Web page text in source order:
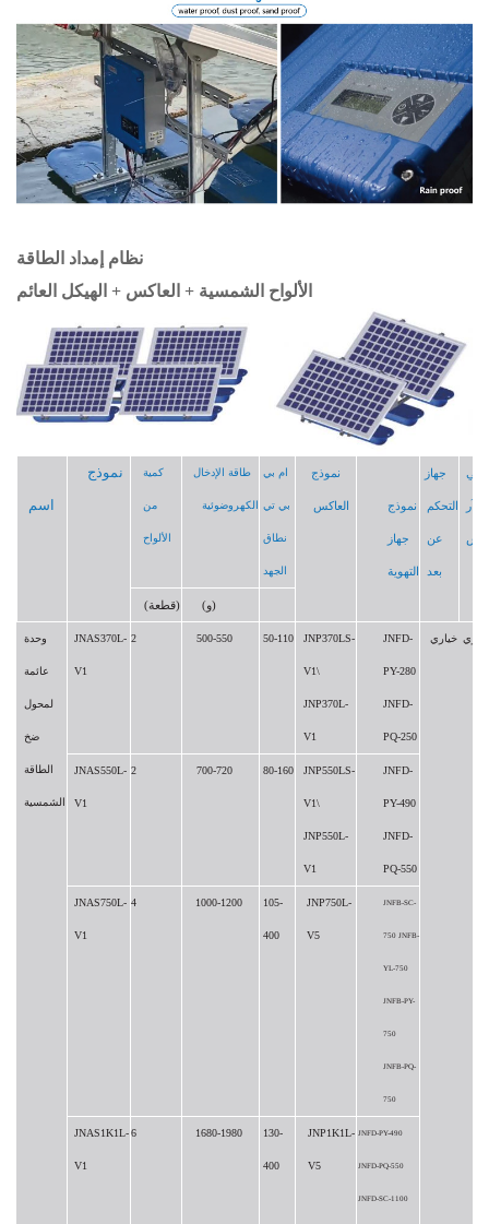
نظام إمداد الطاقة
الألواح الشمسية + العاكس + الهيكل العائم
اسم
نموذج كمية
من
الألواح
طاقة الإدخال
الكهروضوئية
ام بي
بي تي
نطاق
الجهد
نموذج
العاكس نموذج
جهاز
التهوية
جهاز
التحكم
عن
بعد
جي
آر
إس
(قطعة) (و)
وحدة
عائمة
لمحول
ضخ
الطاقة
الشمسية
JNAS370L-
V1
2 500-550 50-110 JNP370LS-
V1\
JNP370L-
V1
JNFD-
PY-280
JNFD-
PQ-250
خياري
JNAS550L-
V1
2 700-720 80-160 JNP550LS-
V1\
JNP550L-
V1
JNFD-
PY-490
JNFD-
PQ-550
JNAS750L-
V1
4 1000-1200 105-
400
JNP750L-
V5
JNFB-SC-
750 JNFB-
YL-750
JNFB-PY-
750
JNFB-PQ-
750
JNAS1K1L-
V1
6 1680-1980 130-
400
JNP1K1L-
V5
JNFD-PY-490
JNFD-PQ-550
JNFD-SC-1100